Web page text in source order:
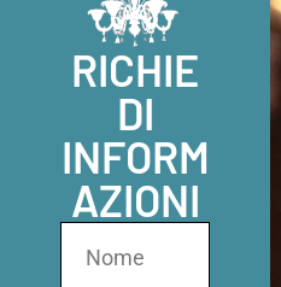
RICHIE
DI
INFORM
AZIONI